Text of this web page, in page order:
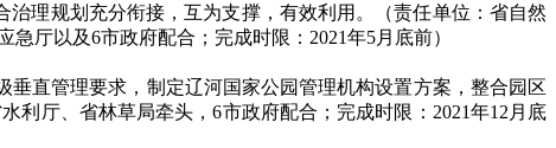
理规划充分衔接，互为支撑，有效利用。（责任单位：省自然
厅以及6市政府配合；完成时限：2021年5月底前）
直管理要求，制定辽河国家公园管理机构设置方案，整合园区
利厅、省林草局牵头，6市政府配合；完成时限：2021年12月底